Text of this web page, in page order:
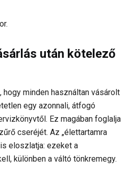
után kötelező
minden használtan vásárolt
egy azonnali, átfogó
Ez magában foglalja
cseréjét. Az „élettartamra
eloszlatja: ezeket a
különben a váltó tönkremegy.